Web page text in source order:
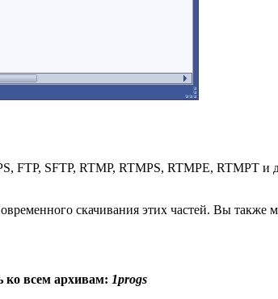
FTP, SFTP, RTMP, RTMPS, RTMPE, RTMPT
скачивания этих частей. Вы
ко всем архивам: 1progs